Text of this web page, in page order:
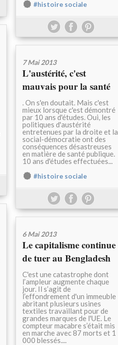
#histoire sociale
7 Mai 2013
L'austérité, c'est
mauvais pour la santé
. On s'en doutait. Mais c'est
mieux lorsque c'est démontré
par 10 ans d'études. Oui, les
politiques d'austérité
entretenues par la droite et la
social-démocratie ont des
conséquences désastreuses
en matière de santé publique.
10 ans d'études effectuées...
#histoire sociale
6 Mai 2013
Le capitalisme continue
de tuer au Bengladesh
C'est une catastrophe dont
l’ampleur augmente chaque
jour. Il s’agit de
l’effondrement d'un immeuble
abritant plusieurs usines
textiles travaillant pour de
grandes marques de l'UE. Le
compteur macabre s’était mis
en marche avec 87 morts et 1
000 blessés....